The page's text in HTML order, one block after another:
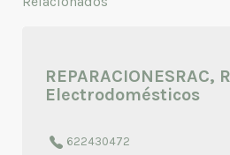
REPARACIONESRAC,
Electrodomésticos
622430472